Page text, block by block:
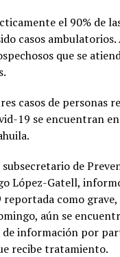
el 90% de
casos
que se
casos de personas
19 se encuentran
de
López-Gatell,
como grave,
aún se
de información por
recibe tratamiento.